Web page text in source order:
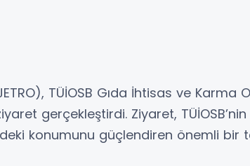
TÜİOSB Gıda İhtisas ve Karma
gerçekleştirdi. Ziyaret, TÜİOSB’nin
konumunu güçlendiren önemli bir